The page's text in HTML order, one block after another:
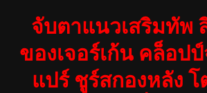
จับตาแนวเสริมทัพ
ของเจอร์เก้น คล็อป
แปร์ ชูร์สกองหลัง โ